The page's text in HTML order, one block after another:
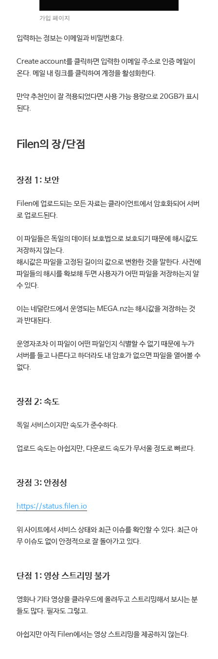
가입 페이지
입력하는 정보는 이메일과 비밀번호다.
Create account를 클릭하면 입력한 이메일 주소로 인증 메일이
온다. 메일 내 링크를 클릭하여 계정을 활성화한다.
만약 추천인이 잘 적용되었다면 사용 가능 용량으로 20GB가 표시
된다.
Filen의 장/단점
장점 1: 보안
Filen에 업로드되는 모든 자료는 클라이언트에서 암호화되어 서버
로 업로드된다.
이 파일들은 독일의 데이터 보호법으로 보호되기 때문에 해시값도
저장하지 않는다.
해시값은 파일을 고정된 길이의 값으로 변환한 것을 말한다. 사전에
파일들의 해시를 확보해 두면 사용자가 어떤 파일을 저장하는지 알
수 있다.
이는 네덜란드에서 운영되는 MEGA.nz는 해시값을 저장하는 것
과 반대된다.
운영자조차 이 파일이 어떤 파일인지 식별할 수 없기 때문에 누가
서버를 들고 나른다고 하더라도 내 암호가 없으면 파일을 열어볼 수
없다.
장점 2: 속도
독일 서비스이지만 속도가 준수하다.
업로드 속도는 아쉽지만, 다운로드 속도가 무서울 정도로 빠르다.
장점 3: 안정성
https://status.filen.io
위 사이트에서 서비스 상태와 최근 이슈를 확인할 수 있다. 최근 아
무 이슈도 없이 안정적으로 잘 돌아가고 있다.
단점 1: 영상 스트리밍 불가
영화나 기타 영상을 클라우드에 올려두고 스트리밍해서 보시는 분
들도 많다. 필자도 그렇고.
아쉽지만 아직 Filen에서는 영상 스트리밍을 제공하지 않는다.